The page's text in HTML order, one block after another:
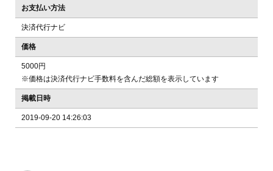
お支払い方法
決済代行ナビ
価格
5000円
※価格は決済代行ナビ手数料を含んだ総額を表示しています
掲載日時
2019-09-20 14:26:03